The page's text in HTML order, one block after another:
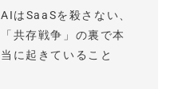
AIはSaaSを殺さない、
「共存戦争」の裏で本
当に起きていること